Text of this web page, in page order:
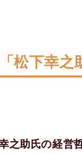
松下幸之
之助氏の経営